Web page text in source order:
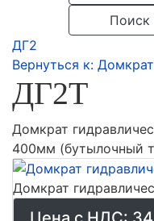
Поиск
ДГ2
Вернуться к:
ДГ2Т
Домкрат
400мм (бутылочный
Домкрат